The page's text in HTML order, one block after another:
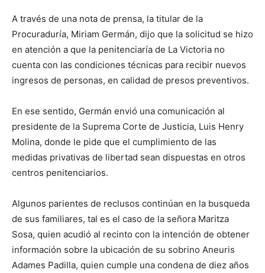
A través de una nota de prensa, la titular de la
Procuraduría, Miriam Germán, dijo que la solicitud se hizo
en atención a que la penitenciaría de La Victoria no
cuenta con las condiciones técnicas para recibir nuevos
ingresos de personas, en calidad de presos preventivos.
En ese sentido, Germán envió una comunicación al
presidente de la Suprema Corte de Justicia, Luis Henry
Molina, donde le pide que el cumplimiento de las
medidas privativas de libertad sean dispuestas en otros
centros penitenciarios.
Algunos parientes de reclusos continúan en la busqueda
de sus familiares, tal es el caso de la señora Maritza
Sosa, quien acudió al recinto con la intención de obtener
información sobre la ubicación de su sobrino Aneuris
Adames Padilla, quien cumple una condena de diez años